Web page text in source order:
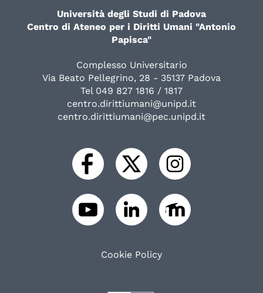
Università degli Studi di Padova
Centro di Ateneo per i Diritti Umani "Antonio
Papisca"
Complesso Universitario
Via Beato Pellegrino, 28 - 35137 Padova
Tel 049 827 1816 / 1817
centro.dirittiumani@unipd.it
centro.dirittiumani@pec.unipd.it
Cookie Policy